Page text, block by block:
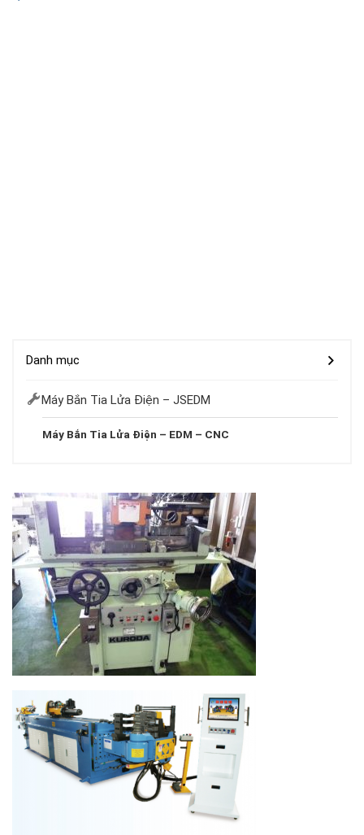
Danh mục
Máy Bắn Tia Lửa Điện – JSEDM
Máy Bắn Tia Lửa Điện – EDM – CNC